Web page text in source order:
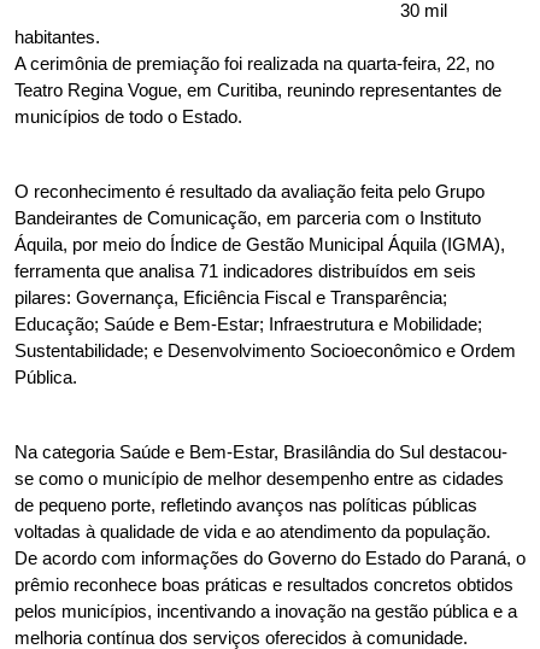
30 mil
habitantes.
A cerimônia de premiação foi realizada na quarta-feira, 22, no
Teatro Regina Vogue, em Curitiba, reunindo representantes de
municípios de todo o Estado.
O reconhecimento é resultado da avaliação feita pelo Grupo
Bandeirantes de Comunicação, em parceria com o Instituto
Áquila, por meio do Índice de Gestão Municipal Áquila (IGMA),
ferramenta que analisa 71 indicadores distribuídos em seis
pilares: Governança, Eficiência Fiscal e Transparência;
Educação; Saúde e Bem-Estar; Infraestrutura e Mobilidade;
Sustentabilidade; e Desenvolvimento Socioeconômico e Ordem
Pública.
Na categoria Saúde e Bem-Estar, Brasilândia do Sul destacou-
se como o município de melhor desempenho entre as cidades
de pequeno porte, refletindo avanços nas políticas públicas
voltadas à qualidade de vida e ao atendimento da população.
De acordo com informações do Governo do Estado do Paraná, o
prêmio reconhece boas práticas e resultados concretos obtidos
pelos municípios, incentivando a inovação na gestão pública e a
melhoria contínua dos serviços oferecidos à comunidade.